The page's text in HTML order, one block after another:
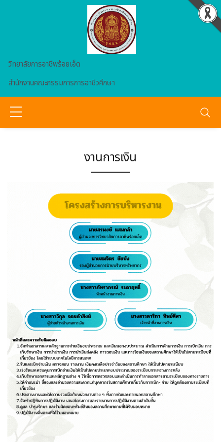
วิทยาลัยการอาชีพร้อยเอ็ด
สำนักงานคณะกรรมการการอาชีวศึกษา
งานการเงิน